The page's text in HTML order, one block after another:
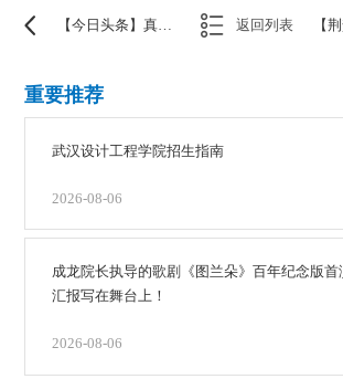
【今日头条】真会玩！学校体育嘉年华，泡池嗨翻天 返回列表
重要推荐
武汉设计工程学院招生指南
2026-08-06
成龙院长执导的歌剧《图兰朵》百年纪念版
汇报写在舞台上！
2026-08-06